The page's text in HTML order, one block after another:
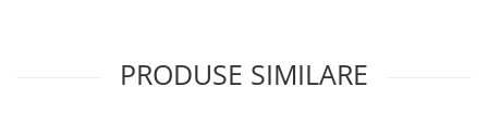
PRODUSE SIMILARE